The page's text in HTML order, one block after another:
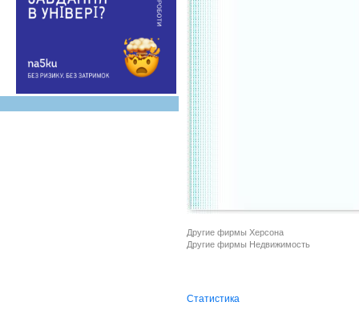
Другие фирмы Херсона
Другие фирмы Недвижимость
Статистика